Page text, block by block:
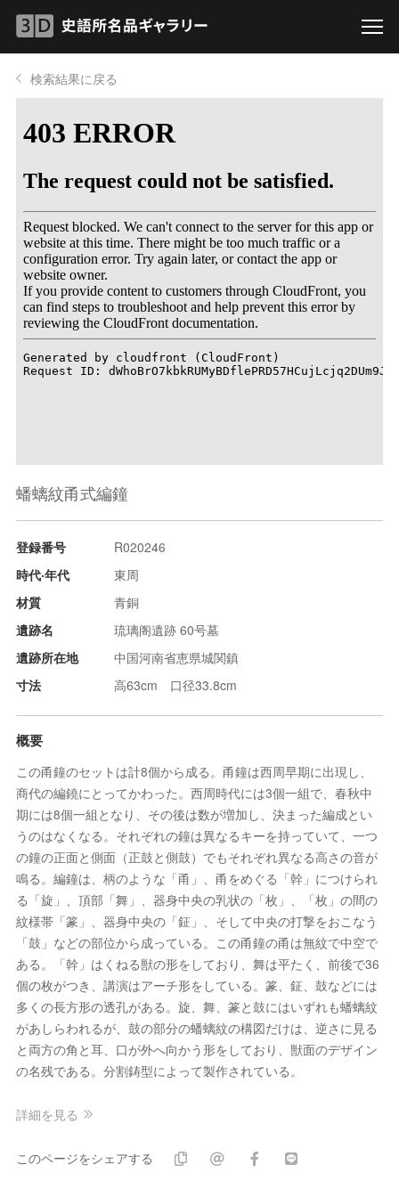
検索結果に戻る
蟠螭紋甬式編鐘
登録番号
R020246
時代‧年代
東周
材質
青銅
遺跡名
琉璃阁遺跡 60号墓
遺跡所在地
中国河南省恵県城関鎮
寸法
高63cm 口径33.8cm
概要
この甬鐘のセットは計8個から成る。甬鐘は西周早期に出現し、
商代の編鐃にとってかわった。西周時代には3個一組で、春秋中
期には8個一組となり、その後は数が増加し、決まった編成とい
うのはなくなる。それぞれの鐘は異なるキーを持っていて、一つ
の鐘の正面と側面（正鼓と側鼓）でもそれぞれ異なる高さの音が
鳴る。編鐘は、柄のような「甬」、甬をめぐる「幹」につけられ
る「旋」、頂部「舞」、器身中央の乳状の「枚」、「枚」の間の
紋様帯「篆」、器身中央の「鉦」、そして中央の打撃をおこなう
「鼓」などの部位から成っている。この甬鐘の甬は無紋で中空で
ある。「幹」はくねる獣の形をしており、舞は平たく、前後で36
個の枚がつき、講演はアーチ形をしている。篆、鉦、鼓などには
多くの長方形の透孔がある。旋、舞、篆と鼓にはいずれも蟠螭紋
があしらわれるが、鼓の部分の蟠螭紋の構図だけは、逆さに見る
と両方の角と耳、口が外へ向かう形をしており、獣面のデザイン
の名残である。分割鋳型によって製作されている。
詳細を見る
このページをシェアする